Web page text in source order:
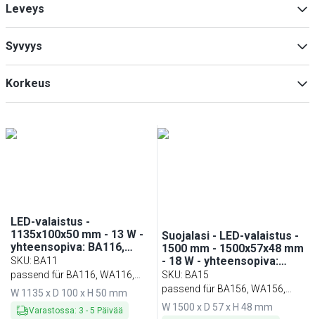
Leveys
Syvyys
Korkeus
LED-valaistus -
1135x100x50 mm - 13 W -
yhteensopiva: BA116,
WA116, KA116, PA116 &
EA116
SKU: BA11
passend für BA116, WA116,
KA116, PA116 & EA116
W 1135 x D 100 x H 50 mm
Varastossa: 3 - 5 Päivää
Suojalasi - LED-valaistus -
1500 mm - 1500x57x48 mm
- 18 W - yhteensopiva:
BA156, WA156, KA156,
PA156 & EA156
SKU: BA15
passend für BA156, WA156,
KA156, PA156 & EA156
W 1500 x D 57 x H 48 mm